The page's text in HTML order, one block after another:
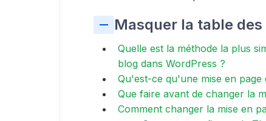
Masquer la table
Quelle est la méthode la plus
blog dans WordPress ?
Qu'est-ce qu'une mise en
Que faire avant de changer la
Comment changer la mise en